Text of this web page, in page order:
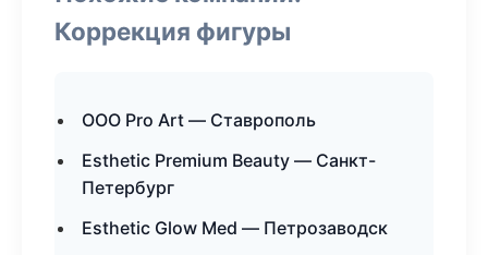
Коррекция фигуры
ООО Pro Art — Ставрополь
Esthetic Premium Beauty — Санкт-
Петербург
Esthetic Glow Med — Петрозаводск